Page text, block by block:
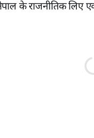
के राजनीतिक लिए